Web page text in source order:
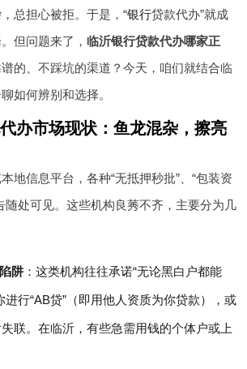
总担心被拒。于是，“银行贷款代办”就成
但问题来了， 临沂银行贷款代办哪家正
的、不踩坑的渠道？今天，咱们就结合临
如何辨别和选择。
办市场现状：鱼龙混杂，擦亮
地信息平台，各种“无抵押秒批”、“包装资
随处可见。这些机构良莠不齐，主要分为几
阱 ：这类机构往往承诺“无论黑白户都能
进行“AB贷”（即用他人资质为你贷款），或
联。在临沂，有些急需用钱的个体户或上